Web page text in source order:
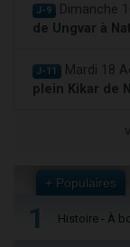
J-9 Dimanche
de Ungvar à
J-11 Mardi 18
plein Kikar de
+ Populaires
1 Histoire - À